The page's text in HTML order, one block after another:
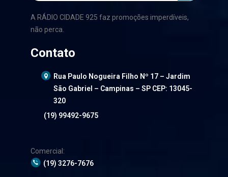
A RÁDIO CIDADE 925 faz promoções imperdíveis,
não perca.
Contato
Rua Paulo Nogueira Filho Nº 17 – Jardim
São Gabriel – Campinas – SP CEP: 13045-
320
(19) 99492-9675
Comercial:
(19) 3276-7676